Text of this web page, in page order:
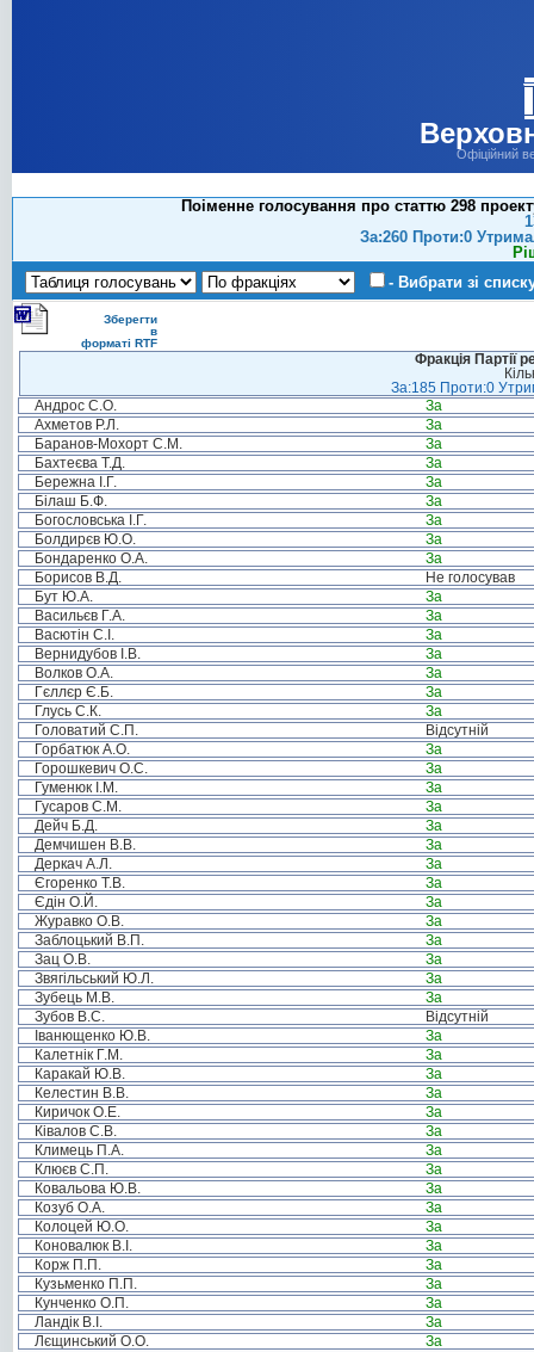
Офіційний
Поіменне голосування про статтю 298
За:260 Проти:0
- Вибрати зі
Зберегти
в
форматі RTF
Фракція Партії
За:185 Проти:0
Андрос С.О.
За
Ахметов Р.Л.
За
Баранов-Мохорт С.М.
За
Бахтеєва Т.Д.
За
Бережна І.Г.
За
Білаш Б.Ф.
За
Богословська І.Г.
За
Болдирєв Ю.О.
За
Бондаренко О.А.
За
Борисов В.Д.
Не голосував
Бут Ю.А.
За
Васильєв Г.А.
За
Васютін С.І.
За
Вернидубов І.В.
За
Волков О.А.
За
Гєллєр Є.Б.
За
Глусь С.К.
За
Головатий С.П.
Відсутній
Горбатюк А.О.
За
Горошкевич О.С.
За
Гуменюк І.М.
За
Гусаров С.М.
За
Дейч Б.Д.
За
Демчишен В.В.
За
Деркач А.Л.
За
Єгоренко Т.В.
За
Єдін О.Й.
За
Журавко О.В.
За
Заблоцький В.П.
За
Зац О.В.
За
Звягільський Ю.Л.
За
Зубець М.В.
За
Зубов В.С.
Відсутній
Іванющенко Ю.В.
За
Калетнік Г.М.
За
Каракай Ю.В.
За
Келестин В.В.
За
Киричок О.Е.
За
Ківалов С.В.
За
Климець П.А.
За
Клюєв С.П.
За
Ковальова Ю.В.
За
Козуб О.А.
За
Колоцей Ю.О.
За
Коновалюк В.І.
За
Корж П.П.
За
Кузьменко П.П.
За
Кунченко О.П.
За
Ландік В.І.
За
Лєщинський О.О.
За